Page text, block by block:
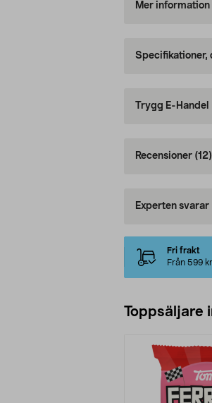
Mer information
Specifikationer,
Trygg E-Handel
Recensioner (12)
Experten svarar
Fri frakt
Från 599
Toppsäljare